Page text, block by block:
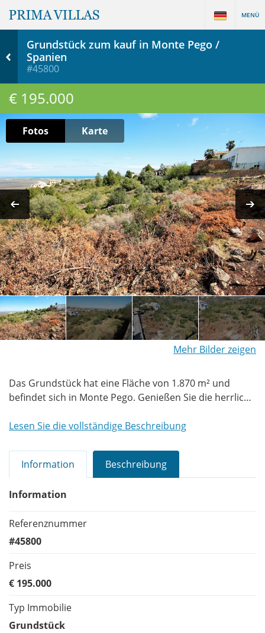
MENÜ
Grundstück zum kauf in Monte Pego /
Spanien
#45800
€ 195.000
Fotos Karte
Mehr Bilder zeigen
Das Grundstück hat eine Fläche von 1.870 m² und
befindet sich in Monte Pego. Genießen Sie die herrliche
sehr ruhig und sonnig. Es ist ein perfekter Ort, um das
Denia - Monte Pego. Sehr schöne Wohngegend, leicht
erhöht. Herrliche Aussicht auf die Berge und das
Lesen Sie die vollständige Beschreibung
Information Beschreibung
Information
Referenznummer
#45800
Preis
€ 195.000
Typ Immobilie
Grundstück